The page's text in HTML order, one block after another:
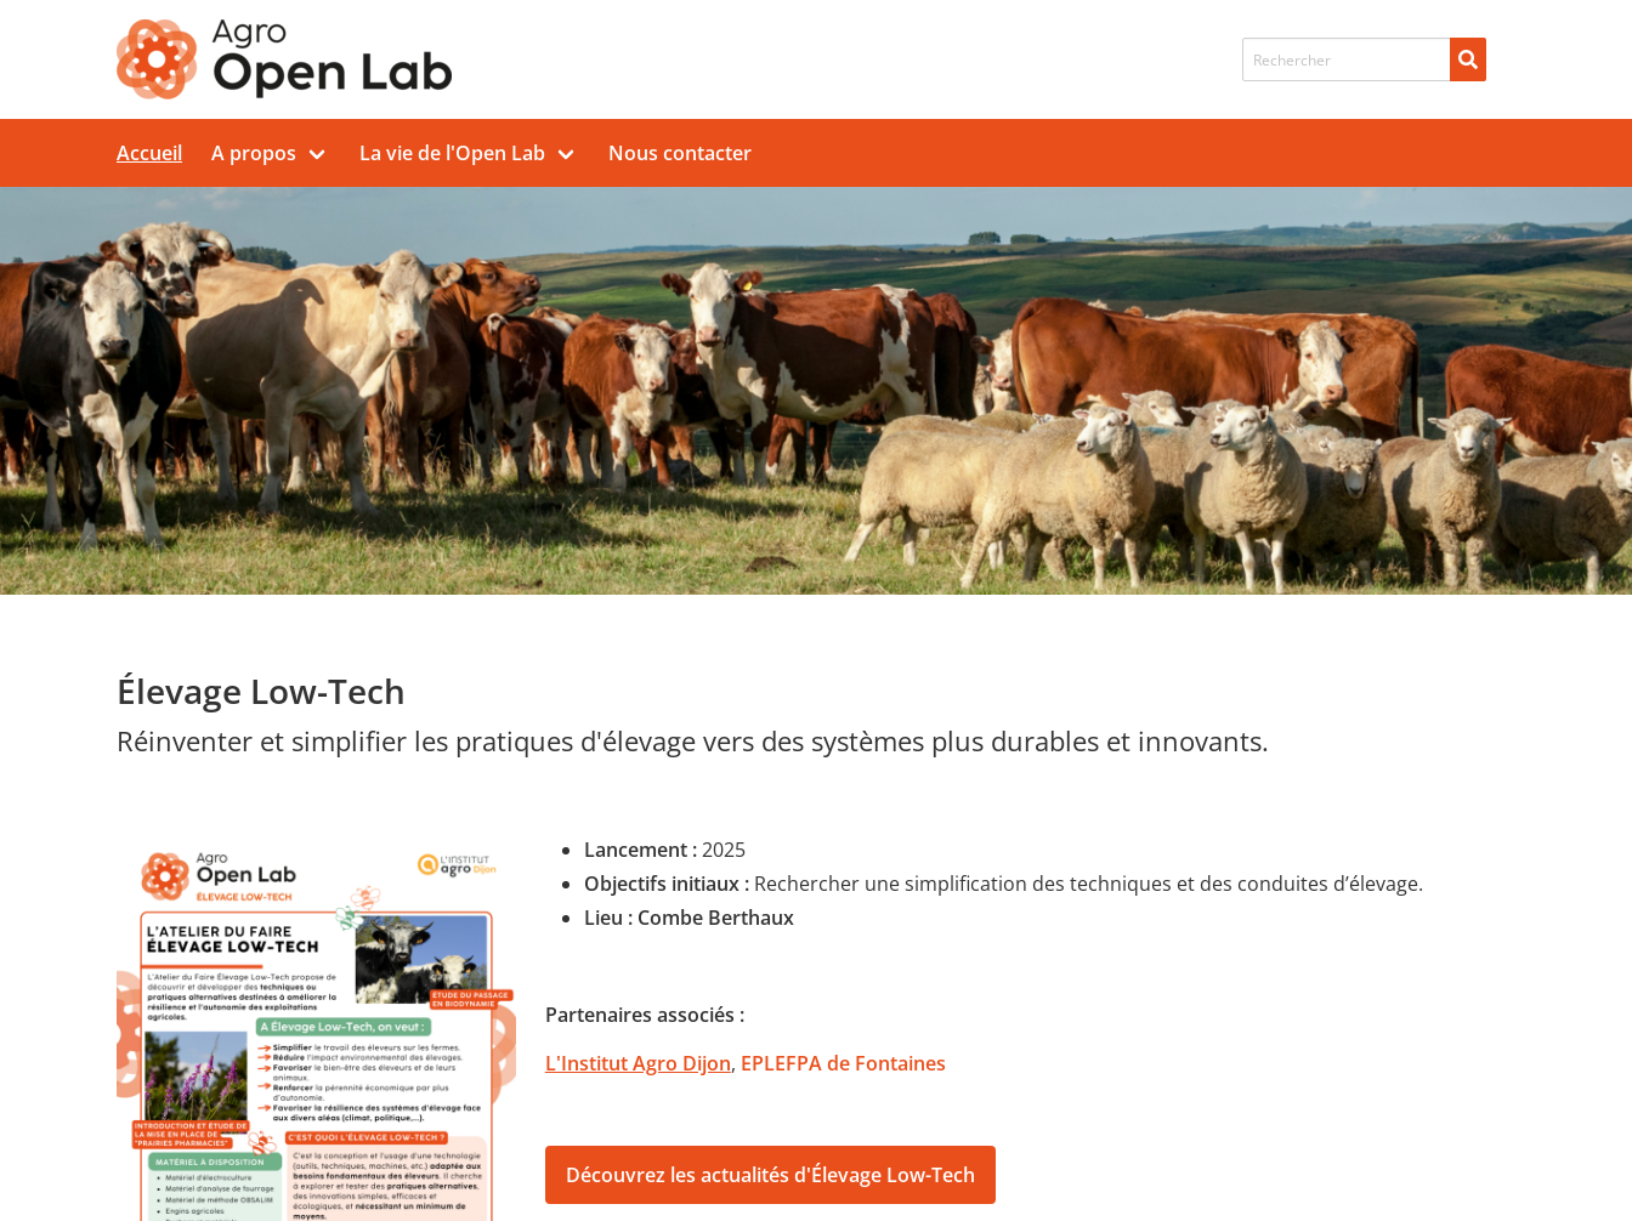
Aller au contenu principal
Recherche de
Accueil A propos La vie de l'Open Lab Nous contacter
Élevage Low-Tech
Réinventer et simplifier les pratiques d'élevage vers des systèmes plus durables et innovants.
Lancement :2025
Objectifs initiaux : Rechercher une simplification des techniques et des conduites d’élevage.
Lieu : Combe Berthaux
Partenaires associés :
L'Institut Agro Dijon, EPLEFPA de Fontaines
Découvrez les actualités d'Élevage Low-Tech